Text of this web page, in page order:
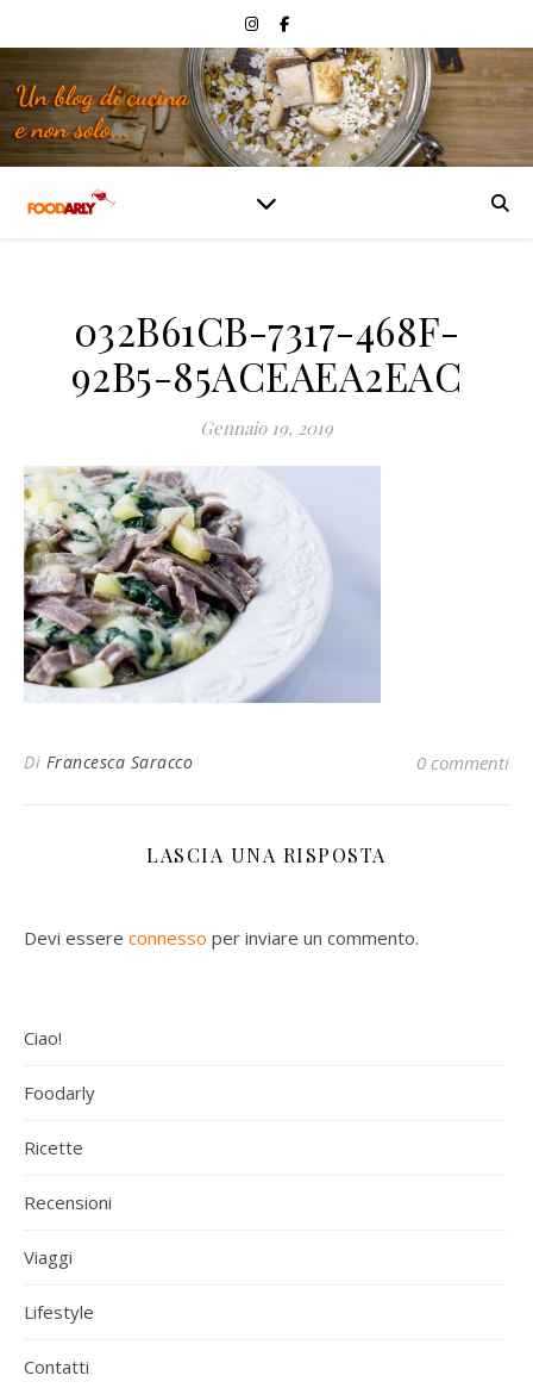
032B61CB-7317-468F-
92B5-85ACEAEA2EAC
Gennaio 19, 2019
Di Francesca Saracco 0 commenti
LASCIA UNA RISPOSTA
Devi essere connesso per inviare un commento.
Ciao!
Foodarly
Ricette
Recensioni
Viaggi
Lifestyle
Contatti